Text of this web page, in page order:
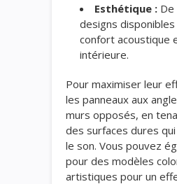
Esthétique :
designs
confort acoustique
intérieure.
Pour maximiser leur
les panneaux aux
murs opposés, en
des surfaces dures
le son. Vous pouvez
pour des modèles
artistiques pour un